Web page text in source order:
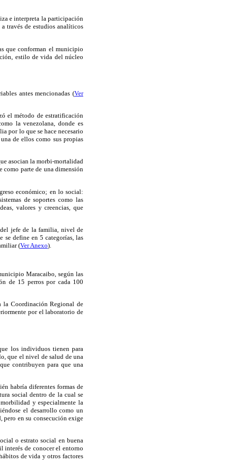
e interpreta la participación
través de estudios analíticos
que conforman el municipio
estilo de vida del núcleo
antes mencionadas (Ver
el método de estratificación
la venezolana, donde es
por lo que se hace necesario
de ellos como sus propias
asocian la morbi-mortalidad
como parte de una dimensión
económico; en lo social:
de soportes como las
valores y creencias, que
jefe de la familia, nivel de
define en 5 categorías, las
(Ver Anexo).
Maracaibo, según las
de 15 perros por cada 100
la Coordinación Regional de
por el laboratorio de
los individuos tienen para
que el nivel de salud de una
contribuyen para que una
habría diferentes formas de
social dentro de la cual se
y especialmente la
el desarrollo como un
pero en su consecución exige
o estrato social en buena
interés de conocer el entorno
de vida y otros factores